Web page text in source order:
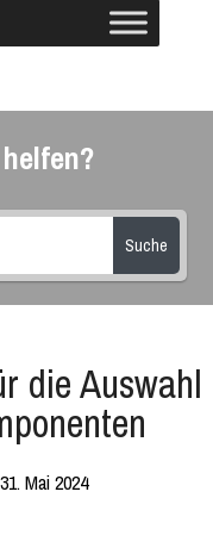
Suche
die Auswahl
31. Mai 2024